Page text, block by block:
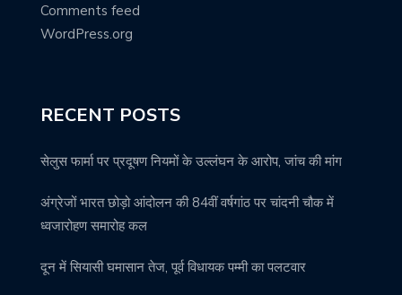
Comments feed
WordPress.org
RECENT POSTS
सेलुस फार्मा पर प्रदूषण नियमों के उल्लंघन के आरोप, जांच की मांग
अंग्रेजों भारत छोड़ो आंदोलन की 84वीं वर्षगांठ पर चांदनी चौक में
ध्वजारोहण समारोह कल
दून में सियासी घमासान तेज, पूर्व विधायक पम्मी का पलटवार